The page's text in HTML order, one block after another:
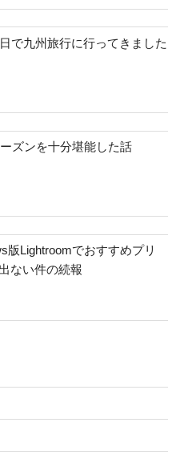
で九州旅行に行ってきました
ズンを十分堪能した話
版Lightroomでおすすめプリ
ない件の続報